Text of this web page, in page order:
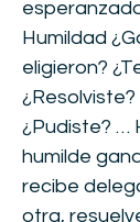
Humildad
eligieron?
¿Pudiste? …
humilde
recibe
otra,